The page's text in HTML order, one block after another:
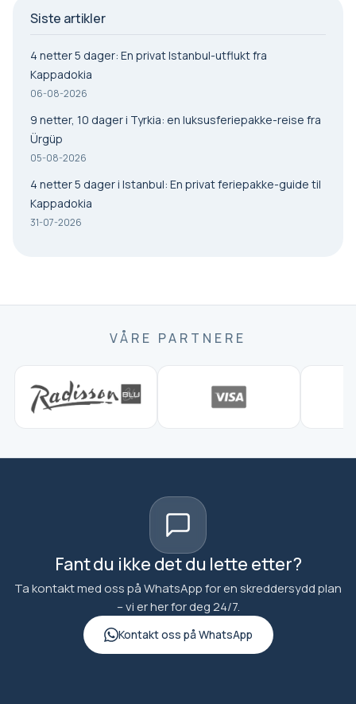
Siste artikler
4 netter 5 dager: En privat Istanbul-utflukt fra
Kappadokia
06-08-2026
9 netter, 10 dager i Tyrkia: en luksusferiepakke-reise fra
Ürgüp
05-08-2026
4 netter 5 dager i Istanbul: En privat feriepakke-guide til
Kappadokia
31-07-2026
VÅRE PARTNERE
Fant du ikke det du lette etter?
Ta kontakt med oss på WhatsApp for en skreddersydd plan
– vi er her for deg 24/7.
Kontakt oss på WhatsApp